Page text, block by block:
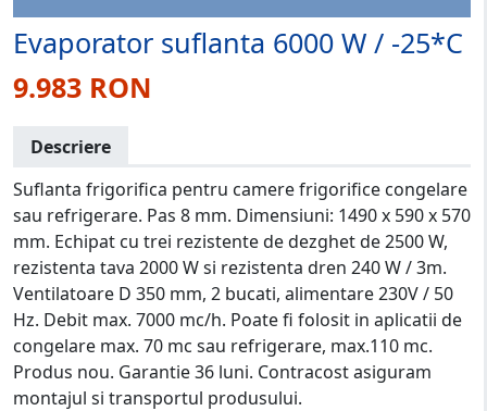
Evaporator suflanta 6000 W / -25*C
9.983 RON
Descriere
Suflanta frigorifica pentru camere frigorifice congelare
sau refrigerare. Pas 8 mm. Dimensiuni: 1490 x 590 x 570
mm. Echipat cu trei rezistente de dezghet de 2500 W,
rezistenta tava 2000 W si rezistenta dren 240 W / 3m.
Ventilatoare D 350 mm, 2 bucati, alimentare 230V / 50
Hz. Debit max. 7000 mc/h. Poate fi folosit in aplicatii de
congelare max. 70 mc sau refrigerare, max.110 mc.
Produs nou. Garantie 36 luni. Contracost asiguram
montajul si transportul produsului.